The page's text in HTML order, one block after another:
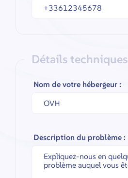
Détails techniques
Nom de votre hébergeur :
Description du problème :